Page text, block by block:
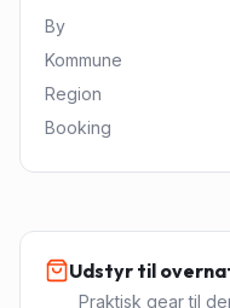
By
Kommune
Region
Booking
Udstyr til
Praktisk gear til